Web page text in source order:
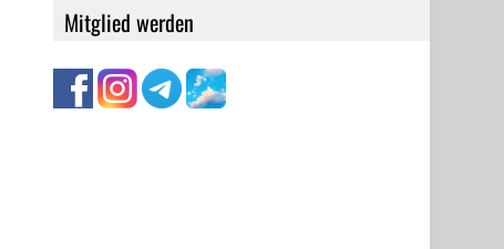
Mitglied werden